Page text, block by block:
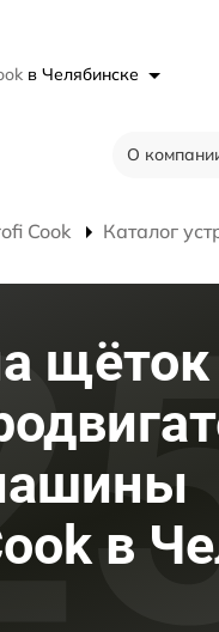
в Челябинске
О
Cook Каталог
щёток
в